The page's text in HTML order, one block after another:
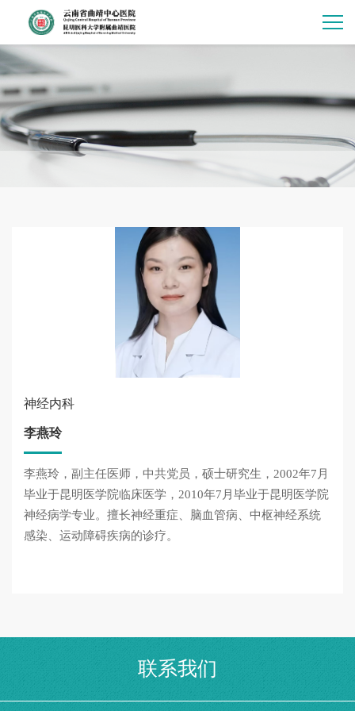
神经内科
李燕玲
李燕玲，副主任医师，中共党员，硕士研究生，2002年7月
毕业于昆明医学院临床医学，2010年7月毕业于昆明医学院
神经病学专业。擅长神经重症、脑血管病、中枢神经系统
感染、运动障碍疾病的诊疗。
联系我们